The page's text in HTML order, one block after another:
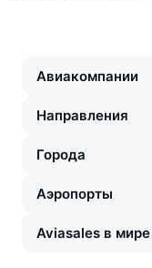
Авиакомпании
Направления
Города
Аэропорты
Aviasales в мире